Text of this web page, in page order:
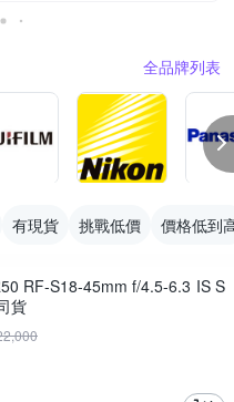
全品牌列表
有現貨 挑戰低價 價格低到
RF-S18-45mm f/4.5-6.3 IS S
貨